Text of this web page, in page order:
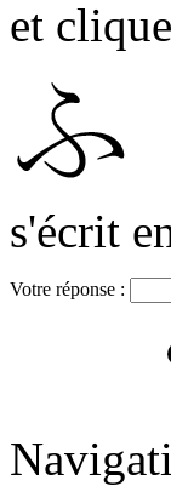
et
s'écrit
Votre réponse :